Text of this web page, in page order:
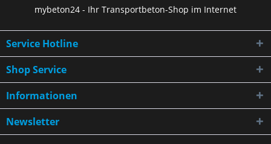
mybeton24 - Ihr Transportbeton-Shop im Internet
Service Hotline
Shop Service
Informationen
Newsletter